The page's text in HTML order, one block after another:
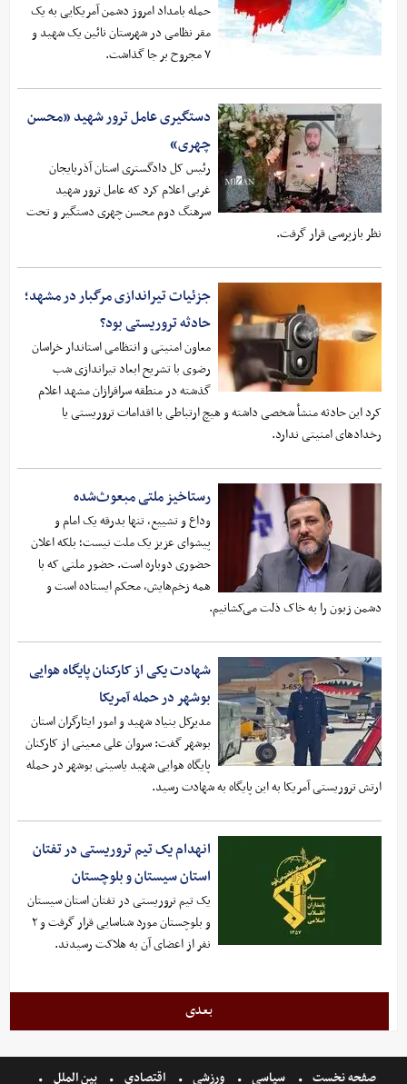
حمله بامداد امروز دشمن آمریکایی به یک
مقر نظامی در شهرستان نائین یک شهید و
۷ مجروح بر جا گذاشت.
دستگیری عامل ترور شهید «محسن
چهری»
رئیس کل دادگستری استان آذربایجان
غربی اعلام کرد که عامل ترور شهید
سرهنگ دوم محسن چهری دستگیر و تحت
نظر بازپرسی قرار گرفت.
جزئیات تیراندازی مرگبار در مشهد؛
حادثه تروریستی بود؟
معاون امنیتی و انتظامی استاندار خراسان
رضوی با تشریح ابعاد تیراندازی شب
گذشته در منطقه سرافرازان مشهد اعلام
کرد این حادثه منشأ شخصی داشته و هیچ ارتباطی با اقدامات تروریستی یا
رخدادهای امنیتی ندارد.
رستاخیز ملتی مبعوث‌شده
وداع و تشییع، تنها بدرقه‌ یک امام و
پیشوای عزیز یک ملت نیست؛ بلکه اعلان
حضوری دوباره است. حضور ملتی که با
همه‌ زخم‌هایش، محکم ایستاده است و
دشمن زبون را به خاک ذلت می‌کشانیم.
شهادت یکی از کارکنان پایگاه هوایی
بوشهر در حمله آمریکا
مدیرکل بنیاد شهید و امور ایثارگران استان
بوشهر گفت: سروان علی معینی از کارکنان
پایگاه هوایی شهید یاسینی بوشهر در حمله
ارتش تروریستی آمریکا به این پایگاه به شهادت رسید.
انهدام یک تیم تروریستی در تفتان
استان سیستان و بلوچستان
یک تیم تروریستی در تفتان استان سیستان
و بلوچستان مورد شناسایی قرار گرفت و ۲
نفر از اعضای آن به هلاکت رسیدند.
بعدی
صفحه نخست سیاسی ورزشی اقتصادی بین الملل